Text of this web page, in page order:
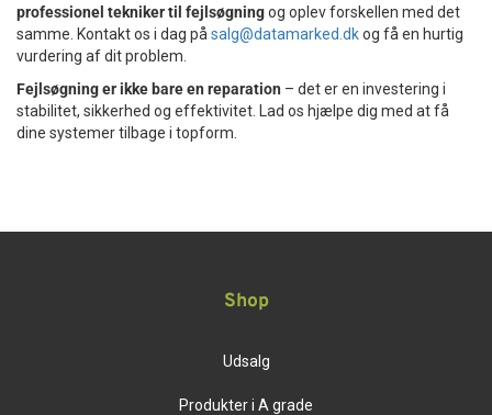
professionel tekniker til fejlsøgningog oplev forskellen med det
samme. Kontakt os i dag på salg@datamarked.dkog få en hurtig
vurdering af dit problem.
Fejlsøgning er ikke bare en reparation – det er en investering i
stabilitet, sikkerhed og effektivitet. Lad os hjælpe dig med at få
dine systemer tilbage i topform.
Shop
Udsalg
Produkter i A grade